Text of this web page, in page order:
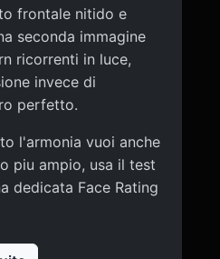
frontale nitido e
seconda immagine
ricorrenti in luce,
invece di
perfetto.
l'armonia vuoi anche
piu ampio, usa il test
dedicata Face Rating